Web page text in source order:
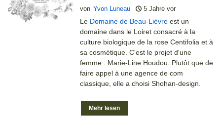
Domaine de Beau-
Lièvre
von Yvon Luneau 5 Jahre vor
Le Domaine de Beau-Lièvre est un
domaine dans le Loiret consacré à la
culture biologique de la rose Centifolia et à
sa cosmétique. C'est le projet d'une
femme : Marie-Line Houdou. Plutôt que de
faire appel à une agence de com
classique, elle a choisi Shohan-design.
Mehr lesen